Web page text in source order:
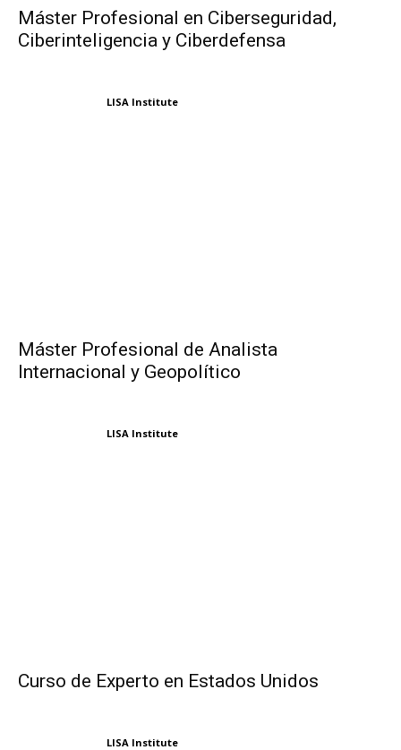
Máster Profesional en Ciberseguridad,
Ciberinteligencia y Ciberdefensa
LISA Institute
Máster Profesional de Analista
Internacional y Geopolítico
LISA Institute
Curso de Experto en Estados Unidos
LISA Institute